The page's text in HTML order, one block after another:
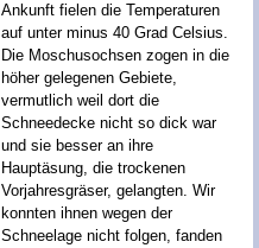
Ankunft fielen die Temperaturen
auf unter minus 40 Grad Celsius.
Die Moschusochsen zogen in die
höher gelegenen Gebiete,
vermutlich weil dort die
Schneedecke nicht so dick war
und sie besser an ihre
Hauptäsung, die trockenen
Vorjahresgräser, gelangten. Wir
konnten ihnen wegen der
Schneelage nicht folgen, fanden